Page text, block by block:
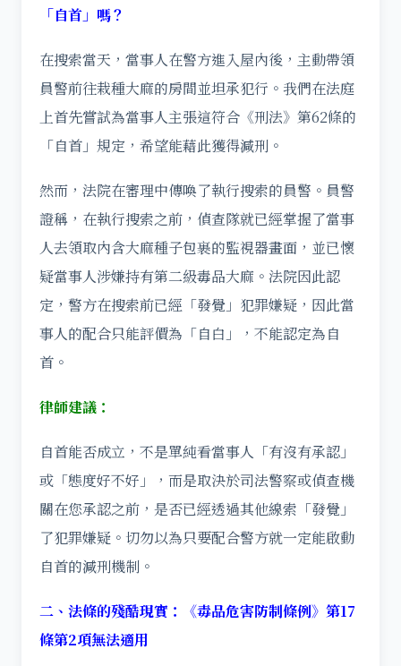
「自首」嗎？
在搜索當天，當事人在警方進入屋內後，主動帶領
員警前往栽種大麻的房間並坦承犯行。我們在法庭
上首先嘗試為當事人主張這符合《刑法》第62條的
「自首」規定，希望能藉此獲得減刑。
然而，法院在審理中傳喚了執行搜索的員警。員警
證稱，在執行搜索之前，偵查隊就已經掌握了當事
人去領取內含大麻種子包裹的監視器畫面，並已懷
疑當事人涉嫌持有第二級毒品大麻。法院因此認
定，警方在搜索前已經「發覺」犯罪嫌疑，因此當
事人的配合只能評價為「自白」，不能認定為自
首。
律師建議：
自首能否成立，不是單純看當事人「有沒有承認」
或「態度好不好」，而是取決於司法警察或偵查機
關在您承認之前，是否已經透過其他線索「發覺」
了犯罪嫌疑。切勿以為只要配合警方就一定能啟動
自首的減刑機制。
二、法條的殘酷現實：《毒品危害防制條例》第17
條第2項無法適用